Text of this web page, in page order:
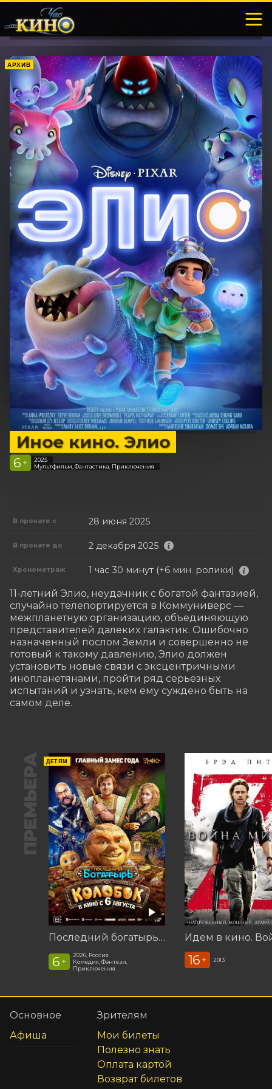
АРХИВ
Иное кино. Элио
6 +
2025
Мультфильм, Фантастика, Приключения
В прокате с 28 июня 2025
В прокате до 2 декабря 2025
Хронометраж 1 час 30 минут (+6 мин. ролики)
11-летний Элио, неудачник с богатой фантазией,
случайно телепортируется в Коммуниверс —
межпланетную организацию, объединяющую
представителей далеких галактик. Ошибочно
назначенный послом Земли и совершенно не
готовый к такому давлению, Элио должен
установить новые связи с эксцентричными
инопланетянами, пройти ряд серьезных
испытаний и узнать, кем ему суждено быть на
самом деле.
ПРЕМЬЕРА ДЕТЯМ
Последний богатырь. Колобок
6 +
2026, Россия
Комедия, Фэнтези,
Приключения
16 + 2013
Основное
Афиша
Зрителям
Мои билеты
Полезно знать
Оплата картой
Возврат билетов